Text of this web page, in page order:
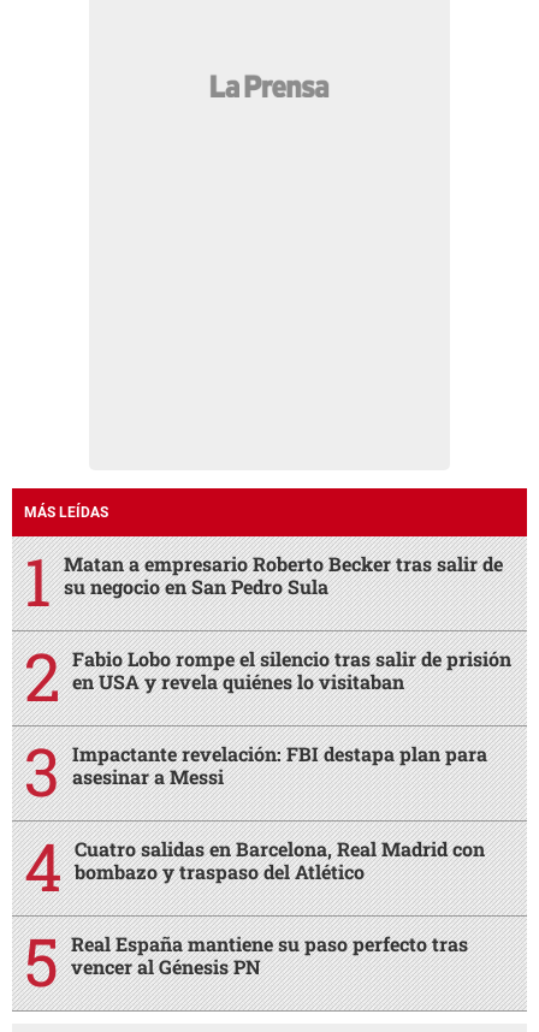
MÁS LEÍDAS
Matan a empresario Roberto Becker tras salir de
su negocio en San Pedro Sula
Fabio Lobo rompe el silencio tras salir de prisión
en USA y revela quiénes lo visitaban
Impactante revelación: FBI destapa plan para
asesinar a Messi
Cuatro salidas en Barcelona, Real Madrid con
bombazo y traspaso del Atlético
Real España mantiene su paso perfecto tras
vencer al Génesis PN